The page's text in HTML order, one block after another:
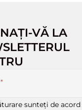
VĂ LA
*
sunteți de